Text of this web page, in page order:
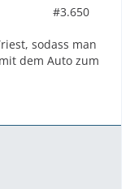
#3.650
sodass man
dem Auto zum